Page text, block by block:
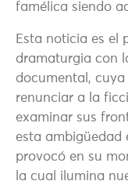
famélica siendo
Esta noticia es el
dramaturgia con
documental, cuya
renunciar a la
examinar sus
esta ambigüedad
provocó en su
la cual ilumina